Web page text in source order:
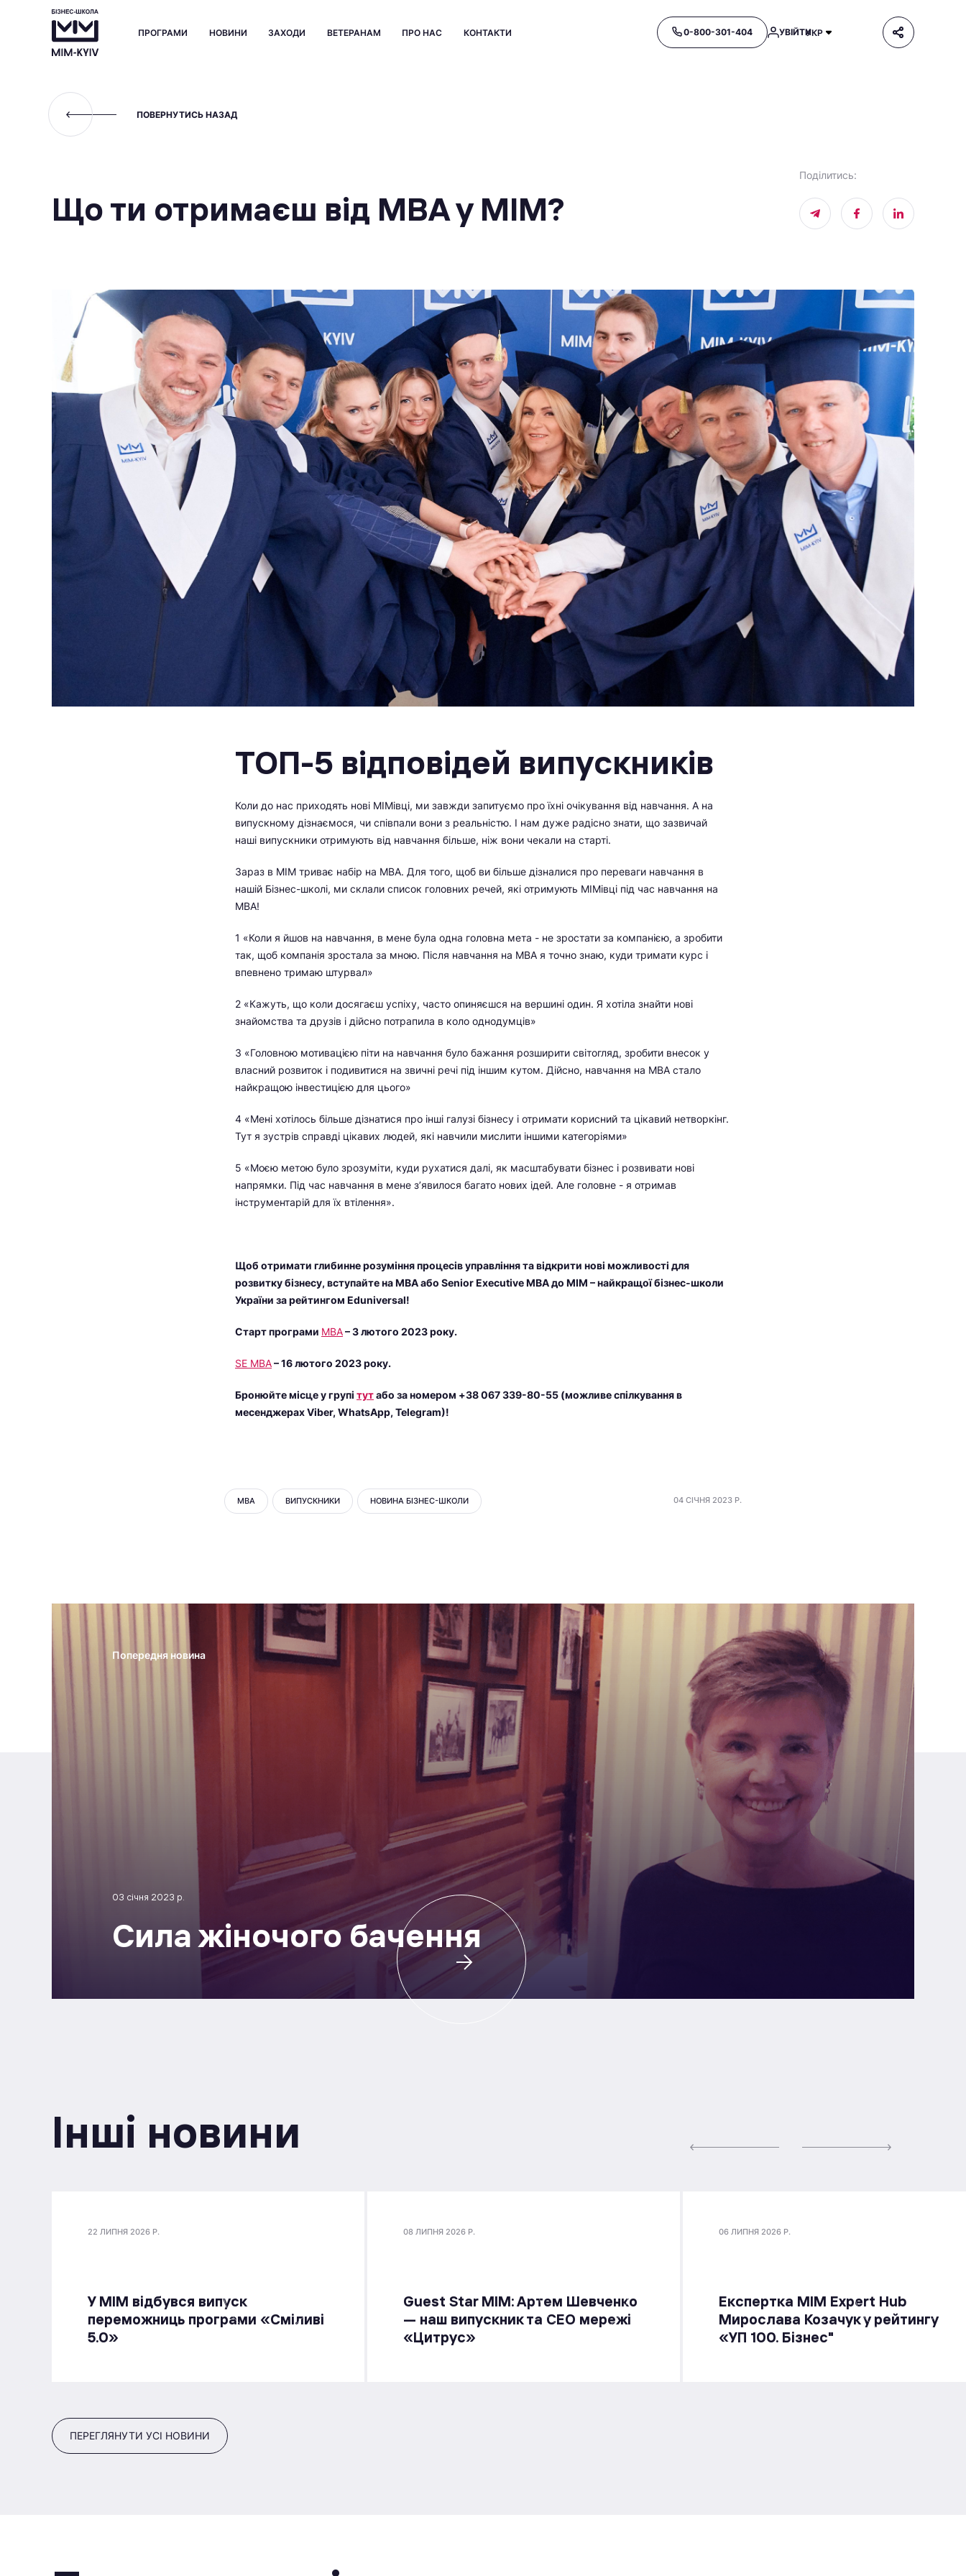
ПРОГРАМИ НОВИНИ ЗАХОДИ ВЕТЕРАНАМ ПРО НАС КОНТАКТИ 0-800-301-404 УВІЙТИУКР
ПОВЕРНУТИСЬ НАЗАД
Що ти отримаєш від МВА у МІМ?
Поділитись:
ТОП-5 відповідей випускників
Коли до нас приходять нові МІМівці, ми завжди запитуємо про їхні очікування від навчання. А на
випускному дізнаємося, чи співпали вони з реальністю. І нам дуже радісно знати, що зазвичай
наші випускники отримують від навчання більше, ніж вони чекали на старті.
Зараз в МІМ триває набір на МВА. Для того, щоб ви більше дізналися про переваги навчання в
нашій Бізнес-школі, ми склали список головних речей, які отримують МІМівці під час навчання на
МВА!
1 «Коли я йшов на навчання, в мене була одна головна мета - не зростати за компанією, а зробити
так, щоб компанія зростала за мною. Після навчання на МВА я точно знаю, куди тримати курс і
впевнено тримаю штурвал»
2 «Кажуть, що коли досягаєш успіху, часто опиняєшся на вершині один. Я хотіла знайти нові
знайомства та друзів і дійсно потрапила в коло однодумців»
3 «Головною мотивацією піти на навчання було бажання розширити світогляд, зробити внесок у
власний розвиток і подивитися на звичні речі під іншим кутом. Дійсно, навчання на МВА стало
найкращою інвестицією для цього»
4 «Мені хотілось більше дізнатися про інші галузі бізнесу і отримати корисний та цікавий нетворкінг.
Тут я зустрів справді цікавих людей, які навчили мислити іншими категоріями»
5 «Моєю метою було зрозуміти, куди рухатися далі, як масштабувати бізнес і розвивати нові
напрямки. Під час навчання в мене з’явилося багато нових ідей. Але головне - я отримав
інструментарій для їх втілення».
Щоб отримати глибинне розуміння процесів управління та відкрити нові можливості для
розвитку бізнесу, вступайте на МВА або Senior Executive MBA до МІМ – найкращої бізнес-школи
України за рейтингом Eduniversal!
Старт програми МВА– 3 лютого 2023 року.
SE MBA– 16 лютого 2023 року.
Бронюйте місце у групі тутабо за номером +38 067 339-80-55 (можливе спілкування в
месенджерах Viber, WhatsApp, Telegram)!
MBA ВИПУСКНИКИ НОВИНА БІЗНЕС-ШКОЛИ 04 СІЧНЯ 2023 Р.
Попередня новина
03 січня 2023 р.
Сила жіночого бачення
Інші новини
22 ЛИПНЯ 2026 Р.
У МІМ відбувся випуск
переможниць програми «Сміливі
5.0»
08 ЛИПНЯ 2026 Р.
Guest Star МІМ: Артем Шевченко
— наш випускник та СЕО мережі
«Цитрус»
06 ЛИПНЯ 2026 Р.
Експертка MIM Expert Hub
Мирослава Козачук у рейтингу
«УП 100. Бізнес"
ПЕРЕГЛЯНУТИ УСІ НОВИНИ